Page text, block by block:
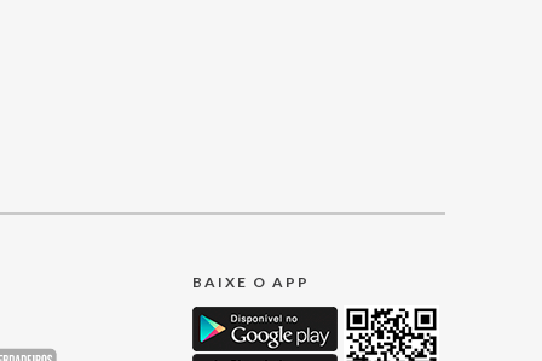
BAIXE O APP